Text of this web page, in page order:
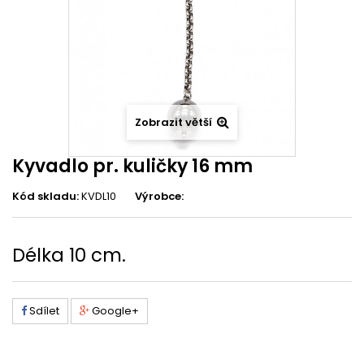
Zobrazit větší
Kyvadlo pr. kuličky 16 mm
Kód skladu:KVDL10 Výrobce:
Délka 10 cm.
Sdílet Google+